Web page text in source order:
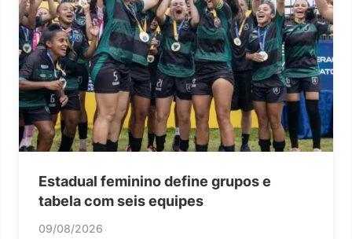
Estadual feminino define grupos e
tabela com seis equipes
09/08/2026